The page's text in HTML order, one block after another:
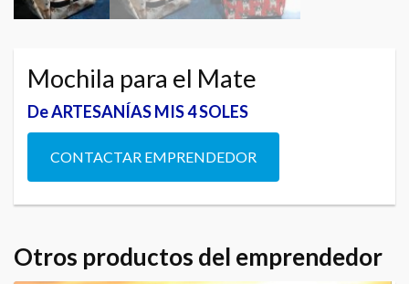
Mochila para el Mate
De ARTESANÍAS MIS 4 SOLES
CONTACTAR EMPRENDEDOR
Otros productos del emprendedor